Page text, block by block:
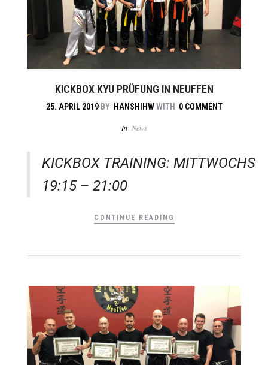
KICKBOX KYU PRÜFUNG IN NEUFFEN
25. APRIL 2019 BY HANSHIHW WITH 0 COMMENT
In News
KICKBOX TRAINING: MITTWOCHS
19:15 – 21:00
CONTINUE READING